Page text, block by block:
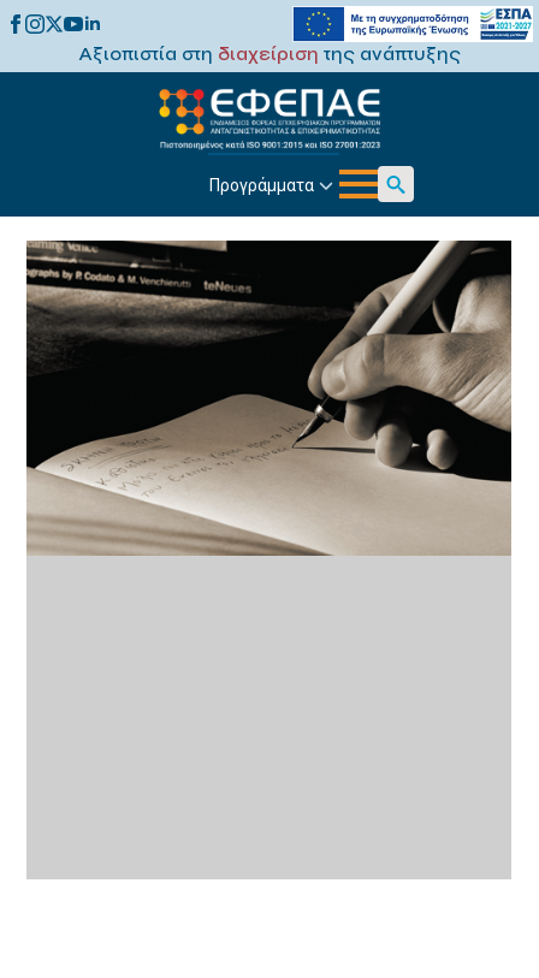
Αξιοπιστία στη διαχείριση της ανάπτυξης
Προγράμματα
Search
for: